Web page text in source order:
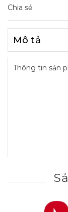
Chia sẻ:
Mô tả
Thông tin sản